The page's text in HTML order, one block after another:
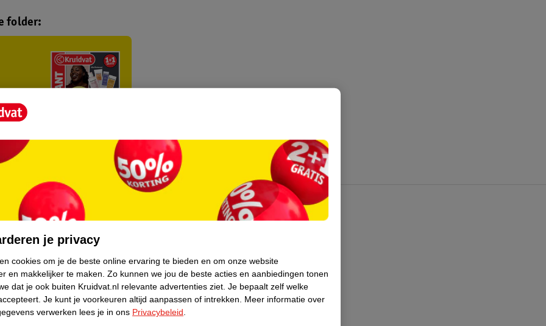
folder:
Over Kruidvat
Pers
Winkelformule
Bedrijfsgegevens
je privacy
cookies om je de beste online ervaring te bieden en om onze website
en makkelijker te maken. Zo kunnen we jou de beste acties en aanbiedingen tonen
dat je ook buiten Kruidvat.nl relevante advertenties ziet. Je bepaalt zelf welke
Je kunt je voorkeuren altijd aanpassen of intrekken.
Meer informatie over
verwerken lees je in ons Privacybeleid